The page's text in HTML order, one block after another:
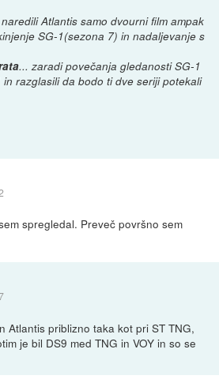
Atlantis samo dvourni film ampak
SG-1(sezona 7) in nadaljevanje s
... zaradi povečanja gledanosti SG-1
razglasili da bodo ti dve seriji potekali
spregledal. Preveč površno sem
Atlantis priblizno taka kot pri ST TNG,
je bil DS9 med TNG in VOY in so se